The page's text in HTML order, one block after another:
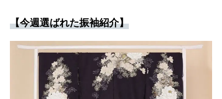
【今週選ばれた振袖紹介】